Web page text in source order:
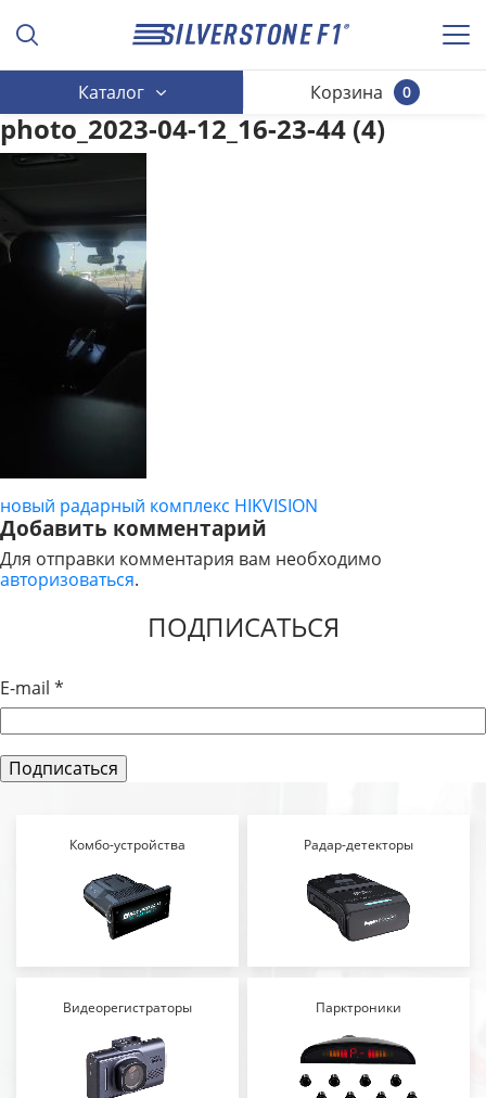
Каталог 0
Корзина
photo_2023-04-12_16-23-44 (4)
НАВИГАЦИЯ
ПО
ЗАПИСЯМ
новый радарный комплекс HIKVISION
Добавить комментарий
Для отправки комментария вам необходимо
авторизоваться.
ПОДПИСАТЬСЯ
E-mail *
Комбо-устройства Радар-детекторы
Видеорегистраторы Парктроники